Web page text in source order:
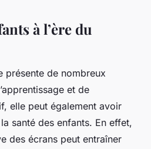
à l’ère du
présente de nombreux
et de
elle peut également avoir
santé des enfants. En effet,
des écrans peut entraîner